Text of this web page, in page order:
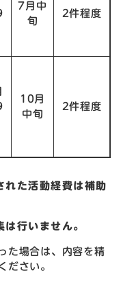
7月中
旬
2件程度
10月
中旬
2件程度
た活動経費は補助
行いません。
た場合は、内容を精
ださい。